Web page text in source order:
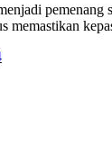
memastikan